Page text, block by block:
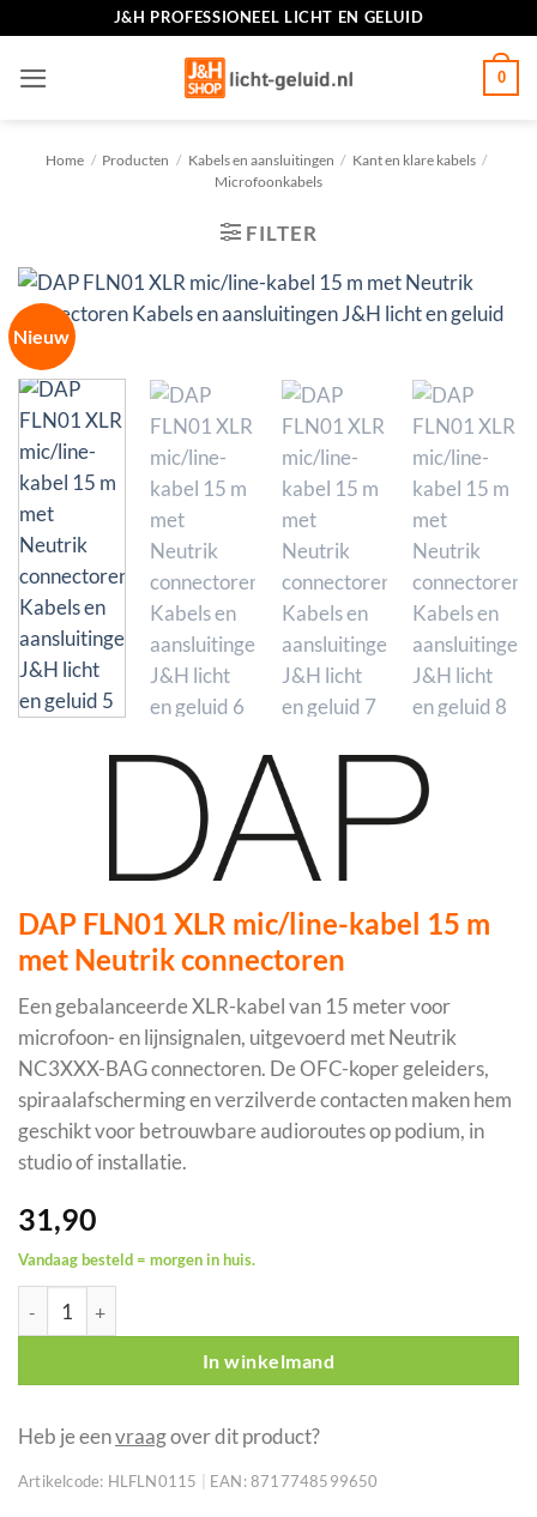
inhoud
J&H PROFESSIONEEL LICHT EN GELUID
0
Home / Producten / Kabels en aansluitingen / Kant en klare kabels /
Microfoonkabels
FILTER
Nieuw
DAP FLN01 XLR mic/line-kabel 15 m
met Neutrik connectoren
Een gebalanceerde XLR-kabel van 15 meter voor
microfoon- en lijnsignalen, uitgevoerd met Neutrik
NC3XXX-BAG connectoren. De OFC-koper geleiders,
spiraalafscherming en verzilverde contacten maken hem
geschikt voor betrouwbare audioroutes op podium, in
studio of installatie.
31,90
Vandaag besteld = morgen in huis.
DAP FLN01 XLR mic/line-kabel 15 m met Neutrik connectoren
In winkelmand
Heb je eenvraagover dit product?
Artikelcode: HLFLN0115 EAN: 8717748599650